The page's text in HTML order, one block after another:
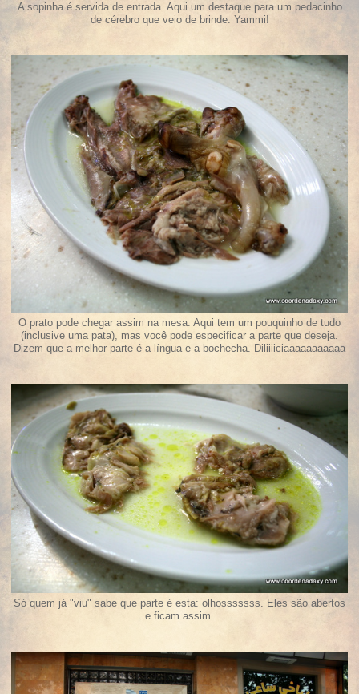
A sopinha é servida de entrada. Aqui um destaque para um pedacinho
de cérebro que veio de brinde. Yammi!
O prato pode chegar assim na mesa. Aqui tem um pouquinho de tudo
(inclusive uma pata), mas você pode especificar a parte que deseja.
Dizem que a melhor parte é a língua e a bochecha. Diliiiiciaaaaaaaaaaa
Só quem já "viu" sabe que parte é esta: olhosssssss. Eles são abertos
e ficam assim.